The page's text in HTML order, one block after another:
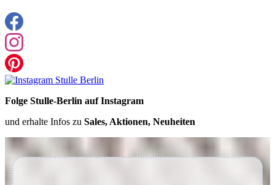
Folge Stulle-Berlin auf Instagram
und erhalte Infos zu Sales, Aktionen, Neuheiten